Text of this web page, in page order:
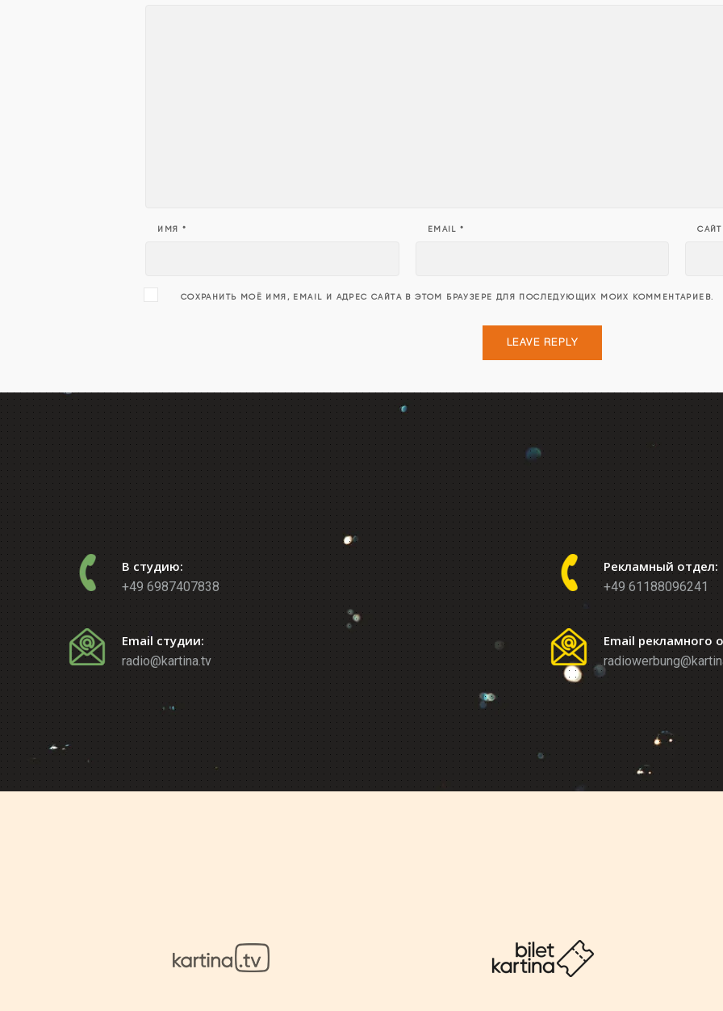
ИМЯ * EMAIL* САЙТ
СОХРАНИТЬ МОЁ ИМЯ, EMAIL И АДРЕС САЙТА В ЭТОМ БРАУЗЕРЕ ДЛЯ ПОСЛЕДУЮЩИХ МОИХ КОММЕНТАРИЕВ.
В студию:
+49 6987407838
Email студии:
radio@kartina.tv
Рекламный отдел:
+49 61188096241
Email рекламного